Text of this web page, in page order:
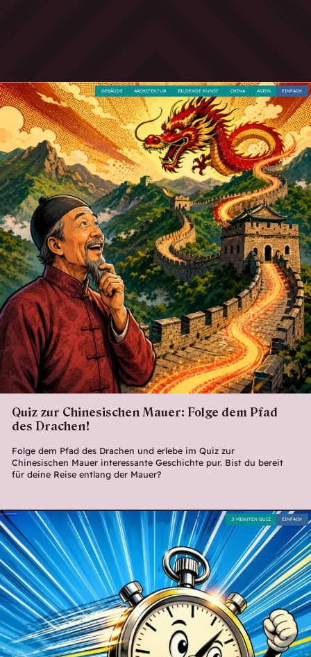
Quiz zur Chinesischen Mauer: Folge dem Pfad
des Drachen!
Folge dem Pfad des Drachen und erlebe im Quiz zur
Chinesischen Mauer interessante Geschichte pur. Bist du bereit
für deine Reise entlang der Mauer?
EINFACH
ASIEN
CHINA
BILDENDE KUNST
ARCHITEKTUR
GEBÄUDE
EINFACH
5 MINUTEN QUIZ